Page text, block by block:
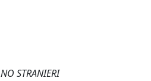
STRANIERI